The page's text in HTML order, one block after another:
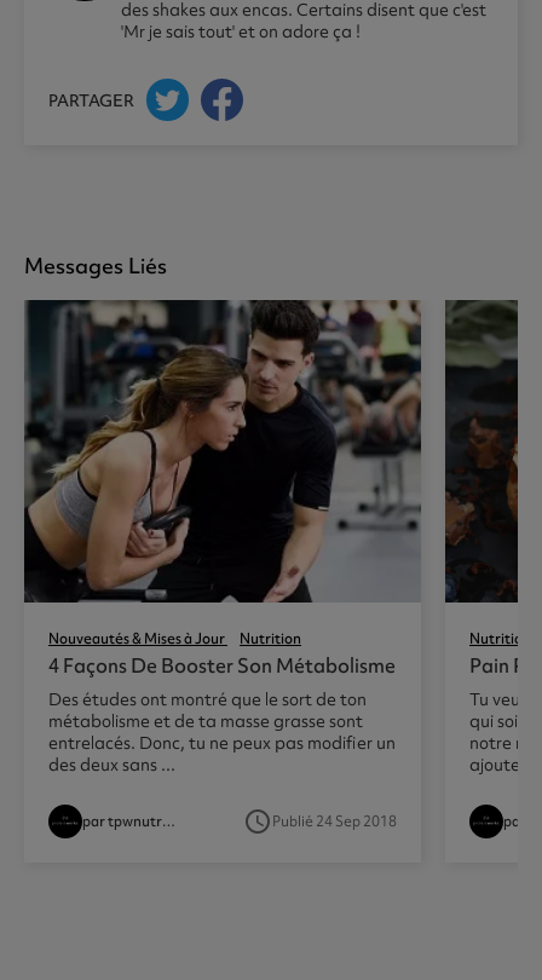
des shakes aux encas. Certains disent que c'est
'Mr je sais tout' et on adore ça !
PARTAGER
Messages Liés
Nouveautés & Mises à Jour Nutrition
4 Façons De Booster Son Métabolisme
Des études ont montré que le sort de ton
métabolisme et de ta masse grasse sont
entrelacés. Donc, tu ne peux pas modifier un
des deux sans ...
par tpwnutritionist access_timePublié 24 Sep 2018
Nutrition
Pain
Tu veux
qui soit
notre
ajoute ...
par